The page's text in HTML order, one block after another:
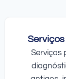
Serviços